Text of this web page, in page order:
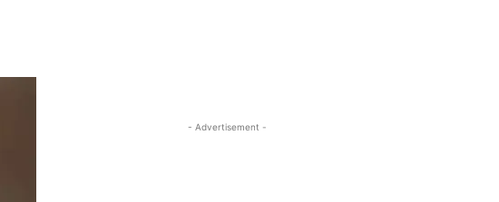
- Advertisement -